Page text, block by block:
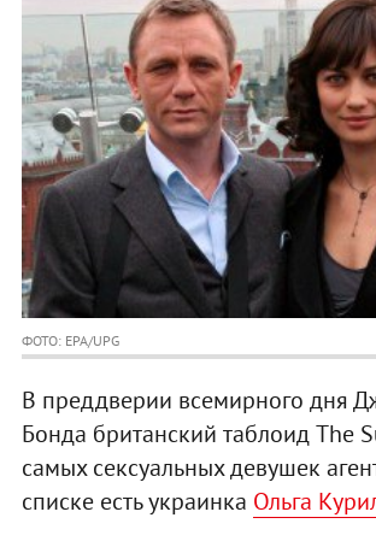
ФОТО: EPA/UPG
В преддверии всемирного дня
Бонда британский таблоид The
самых сексуальных девушек
списке есть украинка Ольга